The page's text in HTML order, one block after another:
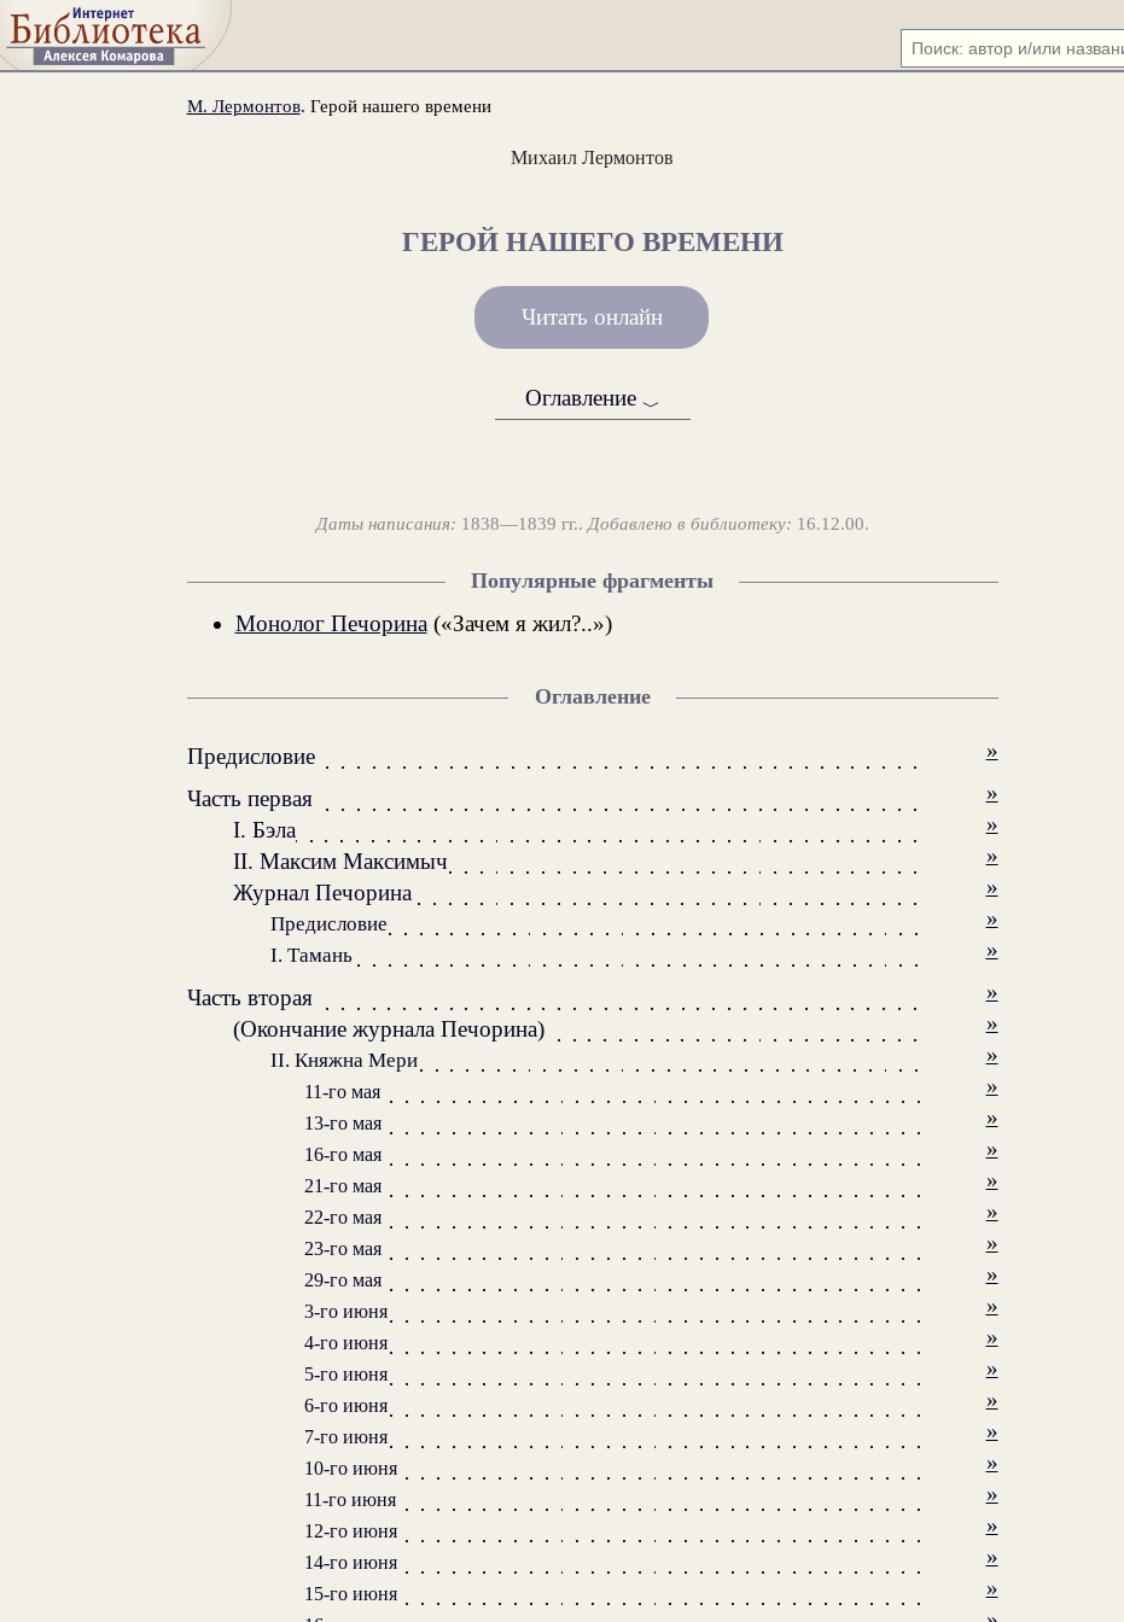
М. Лермонтов. Герой нашего времени
Михаил Лермонтов
ГЕРОЙ НАШЕГО ВРЕМЕНИ
Читать онлайн
Оглавление ﹀
Даты написания: 1838—1839 гг.. Добавлено в библиотеку: 16.12.00.
Популярные фрагменты
Монолог Печорина («Зачем я жил?..»)
Оглавление
Предисловие
»
Часть первая
»
I. Бэла
»
II. Максим Максимыч
»
Журнал Печорина
»
Предисловие »
I. Тамань
»
Часть вторая
»
(Окончание журнала Печорина)
»
II. Княжна Мери »
11-го мая »
13-го мая »
16-го мая »
21-го мая »
22-го мая »
23-го мая »
29-го мая »
3-го июня »
4-го июня »
5-го июня »
6-го июня »
7-го июня »
10-го июня »
11-го июня »
12-го июня »
14-го июня »
15-го июня »